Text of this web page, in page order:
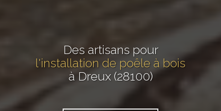
Des artisans pour
l'installation de poêle à bois
à Dreux (28100)